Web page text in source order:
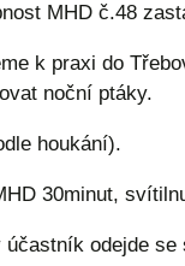
MHD č.48
k praxi do
noční ptáky.
houkání).
30minut,
odejde se